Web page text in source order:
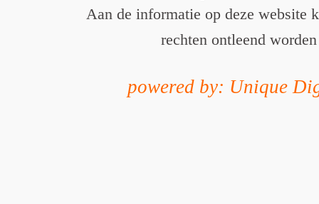
Aan de informatie op deze website
rechten ontleend worden
powered by: Unique